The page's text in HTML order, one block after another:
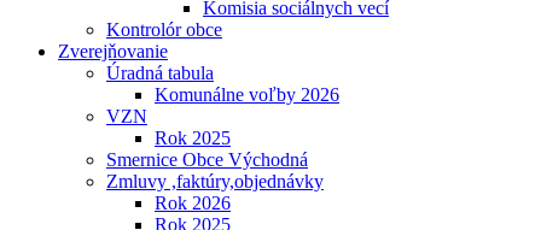
Komisia sociálnych vecí
Kontrolór obce
Zverejňovanie
Úradná tabula
Komunálne voľby 2026
VZN
Rok 2025
Smernice Obce Východná
Zmluvy ,faktúry,objednávky
Rok 2026
Rok 2025